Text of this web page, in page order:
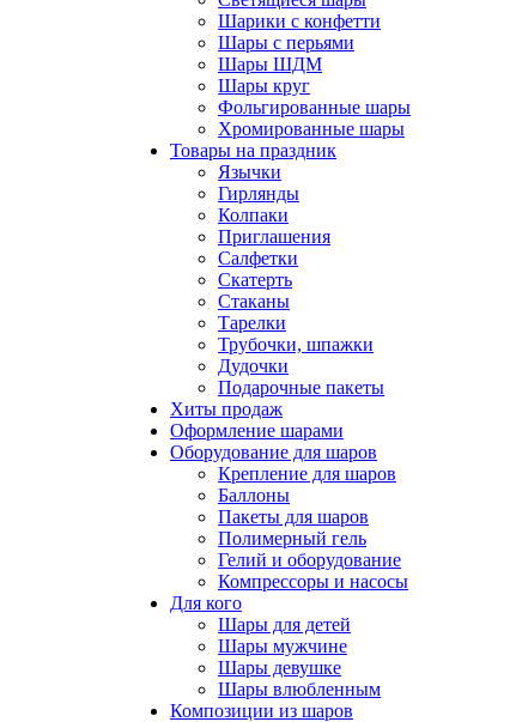
Шарики с конфетти
Шары с перьями
Шары ШДМ
Шары круг
Фольгированные шары
Хромированные шары
Товары на праздник
Язычки
Гирлянды
Колпаки
Приглашения
Салфетки
Скатерть
Стаканы
Тарелки
Трубочки, шпажки
Дудочки
Подарочные пакеты
Хиты продаж
Оформление шарами
Оборудование для шаров
Крепление для шаров
Баллоны
Пакеты для шаров
Полимерный гель
Гелий и оборудование
Компрессоры и насосы
Для кого
Шары для детей
Шары мужчине
Шары девушке
Шары влюбленным
Композиции из шаров